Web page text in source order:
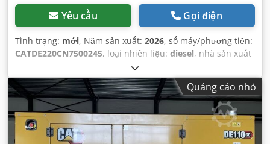
Yêu cầu Gọi điện
Tình trạng: mới, Năm sản xuất: 2026, số máy/phương tiện:
CATDE220CN7500245, loại nhiên liệu: diesel, nhà sản xuất
Quảng cáo nhỏ